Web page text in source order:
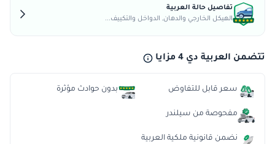
تفاصيل حالة العربية
الهيكل الخارجي والدهان, الدواخل والتكييف...
تتضمن العربية دي 4 مزايا
سعر قابل للتفاوض
مفحوصة من سيلندر
نضمن قانونية ملكية العربية
بدون حوادث مؤثرة